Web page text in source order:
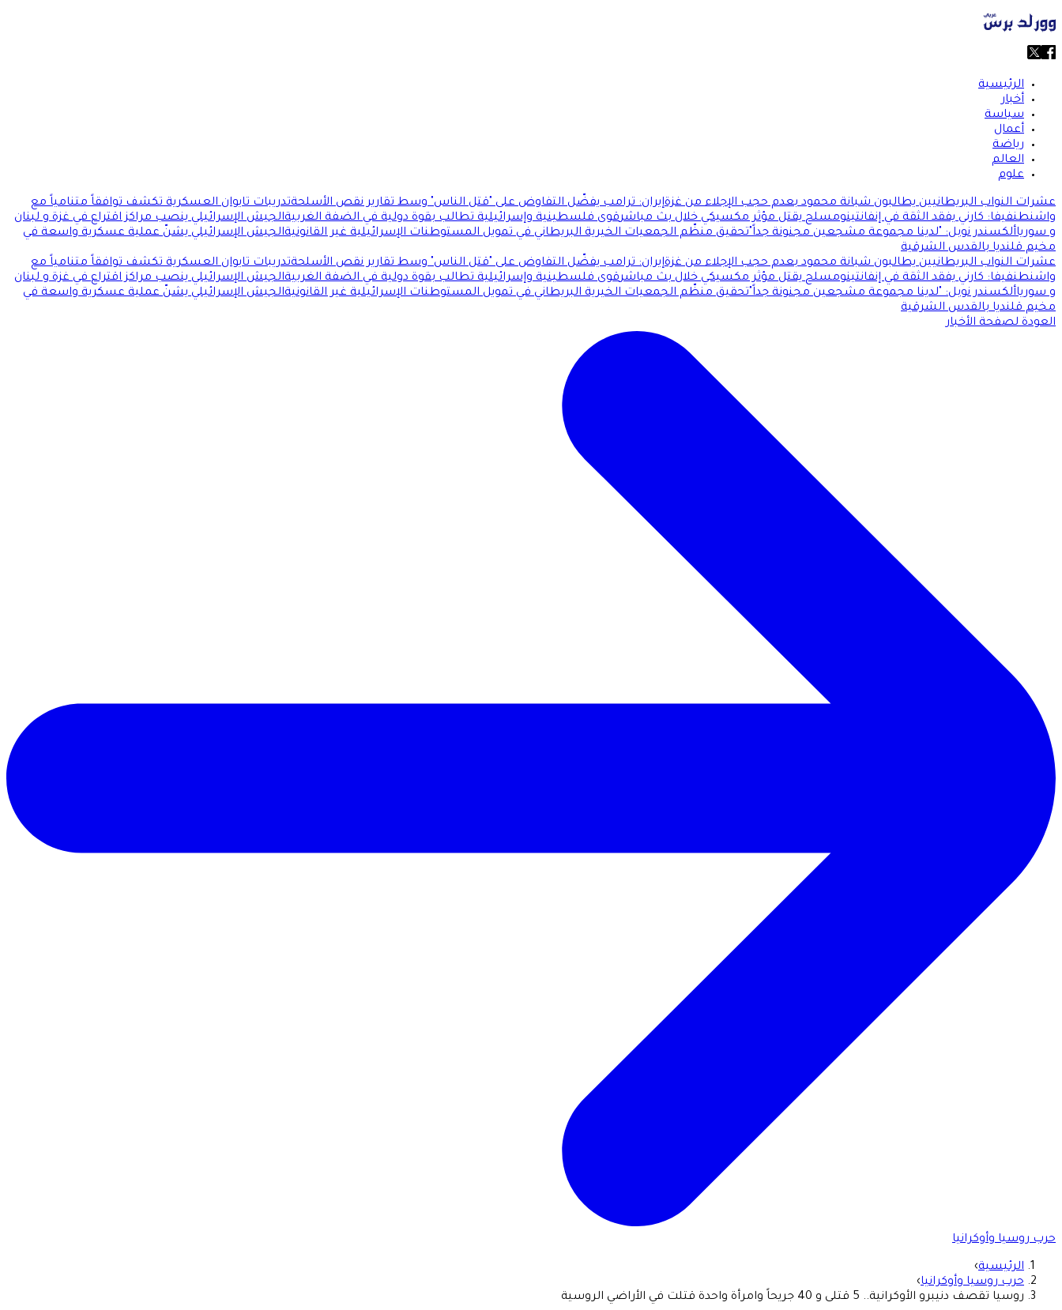
الرئيسية
أخبار
سياسة
أعمال
رياضة
العالم
علوم
عشرات النواب البريطانيين يطالبون شبانة محمود بعدم حجب الإجلاء من غزةإيران: ترامب يفضّل التفاوض على "قتل الناس" وسط تقارير نقص الأسلحةتدريبات تايوان العسكرية تكشف توافقاً متنامياً مع
واشنطنفيفا: كارني يفقد الثقة في إنفانتينومسلح يقتل مؤثر مكسيكي خلال بث مباشرقوى فلسطينية وإسرائيلية تطالب بقوة دولية في الضفة الغربيةالجيش الإسرائيلي ينصب مراكز اقتراع في غزة و لبنان
و سورياألكسندر نوبل: "لدينا مجموعة مشجعين مجنونة جداً"تحقيق منظّم الجمعيات الخيرية البريطاني في تمويل المستوطنات الإسرائيلية غير القانونيةالجيش الإسرائيلي يشنّ عملية عسكرية واسعة في
مخيم قلنديا بالقدس الشرقية
عشرات النواب البريطانيين يطالبون شبانة محمود بعدم حجب الإجلاء من غزةإيران: ترامب يفضّل التفاوض على "قتل الناس" وسط تقارير نقص الأسلحةتدريبات تايوان العسكرية تكشف توافقاً متنامياً مع
واشنطنفيفا: كارني يفقد الثقة في إنفانتينومسلح يقتل مؤثر مكسيكي خلال بث مباشرقوى فلسطينية وإسرائيلية تطالب بقوة دولية في الضفة الغربيةالجيش الإسرائيلي ينصب مراكز اقتراع في غزة و لبنان
و سورياألكسندر نوبل: "لدينا مجموعة مشجعين مجنونة جداً"تحقيق منظّم الجمعيات الخيرية البريطاني في تمويل المستوطنات الإسرائيلية غير القانونيةالجيش الإسرائيلي يشنّ عملية عسكرية واسعة في
مخيم قلنديا بالقدس الشرقية
العودة لصفحة الأخبار
حرب روسيا وأوكرانيا
الرئيسية›
حرب روسيا وأوكرانيا›
روسيا تقصف دنيبرو الأوكرانية.. 5 قتلى و 40 جريحاً وامرأة واحدة قتلت في الأراضي الروسية